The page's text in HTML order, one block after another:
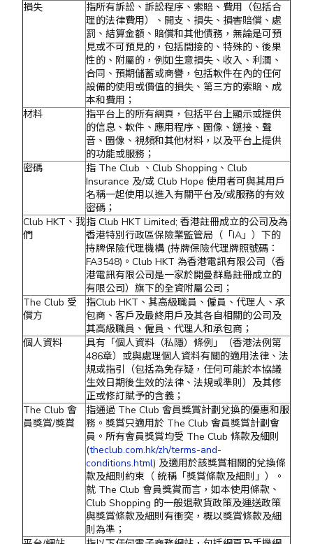
損失
指所有訴訟、訴訟程序、索賠、費用（包括合
理的法律費用）、開支、損失、損害賠償、處
罰、結算金額、賠償和其他債務，無論是可預
見或不可預見的，包括間接的、特殊的、後果
性的、附屬的，例如生意損失、收入、利潤、
合同、預期儲蓄或商譽，包括軟件在內的任何
設備的使用或價值的損失、第三方的索賠、成
本和費用；
材料
指平台上的所有網頁，包括平台上顯示或提供
的信息、軟件、應用程序、圖像、鏈接、聲
音、圖像、視頻和其他材料，以及平台上提供
的功能或服務；
密碼
指 The Club 、Club Shopping、Club
Insurance 及/或 Club Hope 使用者可與其用戶
名稱一起使用以進入有關平台及/或服務的有效
密碼；
Club HKT、我
們
指 Club HKT Limited; 香港註冊成立的公司及為
香港特別行政區保險業監管局（「IA」）下的
持牌保險代理機構 (持牌保險代理牌照號碼：
FA3548)。Club HKT 為香港電訊有限公司（香
港電訊有限公司是一家於開曼群島註冊成立的
有限公司）旗下的全資附屬公司；
The Club 受
償方
指Club HKT、其高級職員、僱員、代理人、承
包商、客戶及最終用戶及其各自相關的公司及
其高級職員、僱員、代理人和承包商；
個人資料
具有「個人資料（私隱）條例」（香港法例第
486章）或與處理個人資料有關的適用法律、法
規或指引（包括為免存疑，任何可能於本協議
生效日期後生效的法律、法規或準則）及其修
正或修訂賦予的含義；
The Club 會
員獎賞/獎賞
指通過 The Club 會員獎賞計劃兌換的優惠和服
務。獎賞只適用於 The Club 會員獎賞計劃會
員。所有會員獎賞均受 The Club 條款及細則
(theclub.com.hk/zh/terms-and-
conditions.html) 及適用於該獎賞相關的兌換條
款及細則約束（ 統稱「獎賞條款及細則」）。
就 The Club 會員獎賞而言，如本使用條款、
Club Shopping 的一般退款貨政策及運送政策
與獎賞條款及細則有衝突，概以獎賞條款及細
則為準；